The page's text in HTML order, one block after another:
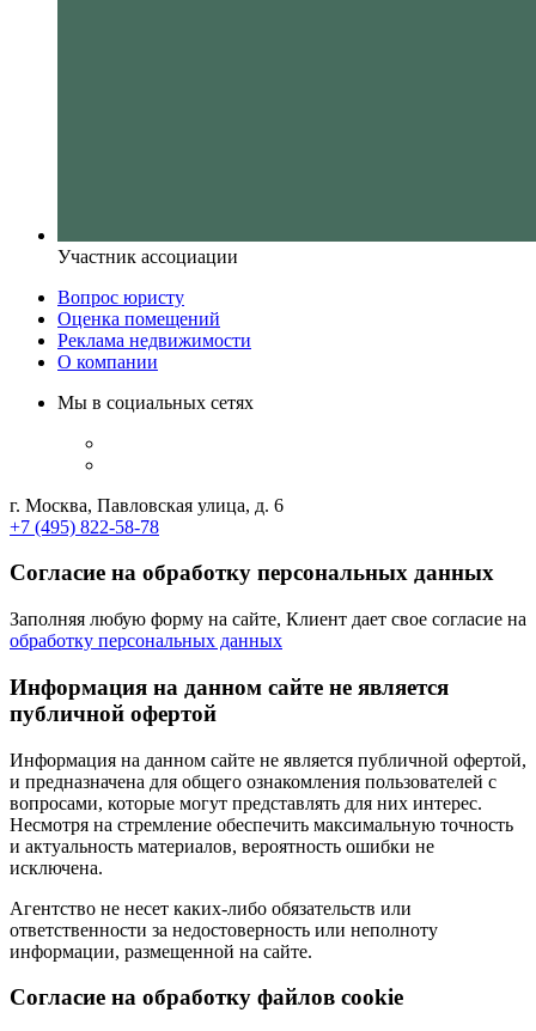
Участник ассоциации
Вопрос юристу
Оценка помещений
Реклама недвижимости
О компании
Мы в социальных сетях
г. Москва, Павловская улица, д. 6
+7 (495) 822-58-78
Согласие на обработку персональных данных
Заполняя любую форму на сайте, Клиент дает свое согласие на
обработку персональных данных
Информация на данном сайте не является
публичной офертой
Информация на данном сайте не является публичной офертой,
и предназначена для общего ознакомления пользователей с
вопросами, которые могут представлять для них интерес.
Несмотря на стремление обеспечить максимальную точность
и актуальность материалов, вероятность ошибки не
исключена.
Агентство не несет каких-либо обязательств или
ответственности за недостоверность или неполноту
информации, размещенной на сайте.
Cогласие на обработку файлов cookie